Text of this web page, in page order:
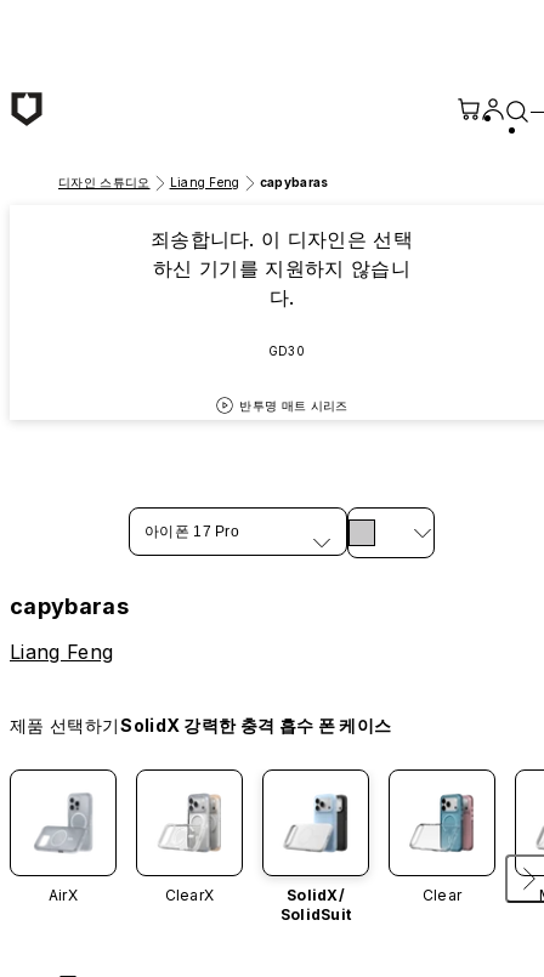
디자인 스튜디오 Liang Feng capybaras
죄송합니다. 이 디자인은 선택
하신 기기를 지원하지 않습니
다.
GD30
반투명 매트 시리즈
아이폰 17 Pro
capybaras
Liang Feng
제품 선택하기SolidX 강력한 충격 흡수 폰 케이스
AirX ClearX
SolidX/
SolidSuit
Clear